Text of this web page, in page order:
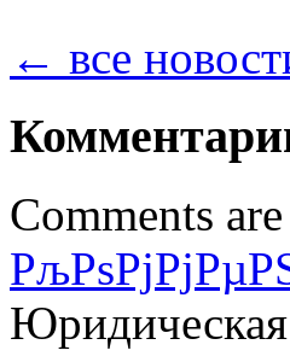
← все
Comments
Юридическая